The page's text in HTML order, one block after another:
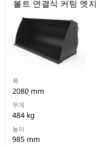
볼트 연결식 커팅 엣지
폭
2080 mm
무게
484 kg
높이
985 mm